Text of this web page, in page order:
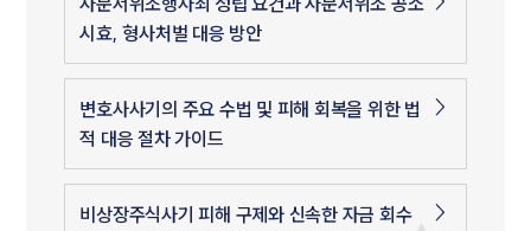
시효, 형사처벌 대응 방안
변호사사기의 주요 수법 및 피해 회복을 위한 법
적 대응 절차 가이드
비상장주식사기 피해 구제와 신속한 자금 회수